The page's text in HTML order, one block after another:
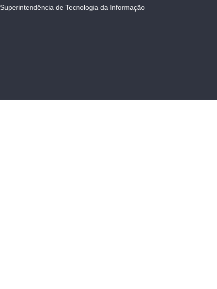
Superintendência de Tecnologia da Informação